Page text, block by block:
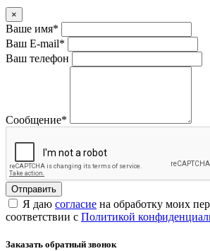
×
Ваше имя*
Ваш E-mail*
Ваш телефон
Сообщение*
Я даю согласие на обработку моих
соответствии с Политикой
Заказать обратный звонок